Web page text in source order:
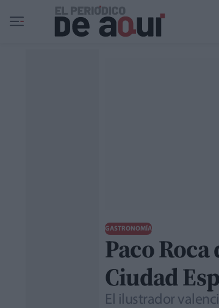
Ir al contenido principal
GASTRONOMÍA
Paco
Ciudad
El ilustrador